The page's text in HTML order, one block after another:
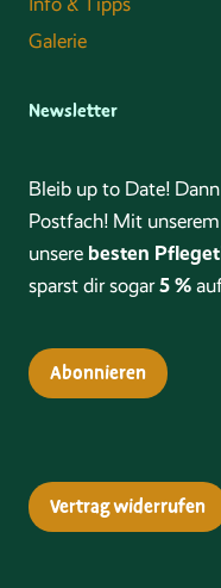
Info & Tipps
Galerie
Newsletter
Bleib up to Date!
Postfach! Mit
unsere besten
sparst dir sogar5 %
Abonnieren
Vertrag widerrufen